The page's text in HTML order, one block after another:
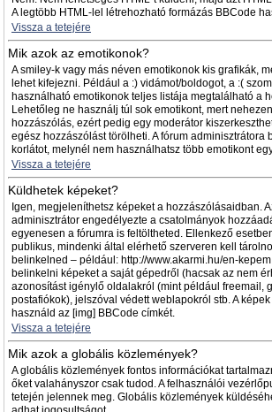
A legtöbb HTML-lel létrehozható formázás BBCode
Vissza a tetejére
Mik azok az emotikonok?
A smiley-k vagy más néven emotikonok kis grafikák,
lehet kifejezni. Például a :) vidámot/boldogot, a :(
használható emotikonok teljes listája megtalálható a
Lehetőleg ne használj túl sok emotikont, mert
hozzászólás, ezért pedig egy moderátor
egész hozzászólást törölheti. A fórum adminisztrátora
korlátot, melynél nem használhatsz több emotikont
Vissza a tetejére
Küldhetek képeket?
Igen, megjeleníthetsz képeket a hozzászólásaidban.
adminisztrátor engedélyezte a csatolmányok
egyenesen a fórumra is feltöltheted. Ellenkező
publikus, mindenki által elérhető szerveren kell
belinkelned – például: http://www.akarmi.hu/en-
belinkelni képeket a saját gépedről (hacsak az nem
azonosítást igénylő oldalakról (mint például freemail,
postafiókok), jelszóval védett weblapokról stb. A
használd az [img] BBCode címkét.
Vissza a tetejére
Mik azok a globális közlemények?
A globális közlemények fontos információkat
őket valahányszor csak tudod. A felhasználói
tetején jelennek meg. Globális közlemények